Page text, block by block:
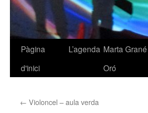
Vés
Pàgina
d'inici
L’agenda Marta
Oró
← Violoncel – aula verda